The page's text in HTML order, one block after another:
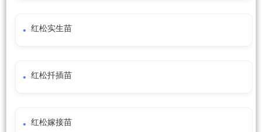
红松实生苗
红松扦插苗
红松嫁接苗